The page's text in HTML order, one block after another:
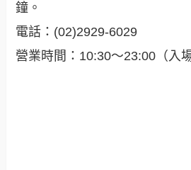
鐘。
電話：(02)2929-6029
營業時間：10:30～23:00（入